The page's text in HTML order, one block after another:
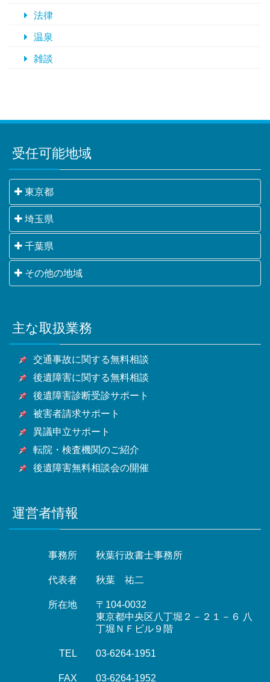
法律
温泉
雑談
受任可能地域
東京都
千代田区・中央区・港区・新宿区・文京区・台東区・
墨田区・江東区・品川区・目黒区・大田区・世田谷
区・渋谷区・中野区・杉並区・豊島区・北区・荒川
区・板橋区・練馬区・足立区・葛飾区・江戸川区・八
王子市・立川市・武蔵野市・三鷹市・青梅市・府中
市・東大和市・清瀬市・東久留米市・武蔵村山市・多
摩市・稲城市・羽村市・あきる野市・西東京市他東京
都全域
埼玉県
さいたま市・川越市・熊谷市・川口市・行田市・秩父
市・所沢市・飯能市・加須市・本庄市・東松山市・春
日部市・狭山市・羽生市・鴻巣市・深谷市・上尾市・
潮市・富士見市・三郷市・蓮田市・坂戸市・幸手市・
鶴ヶ島市・日高市・吉川市・ふじみ野市・白岡市他埼
千葉県
千葉市・銚子市・市川市・船橋市・館山市・木更津
市・松戸市・野田市・茂原市・成田市・佐倉市・東金
市・富津市・浦安市・四街道市・袖ケ浦市・八街市・
印西市・白井市・富里市・南房総市・匝瑳市・香取
市・山武市・いすみ市・大網白里市他千葉県全域
その他の地域
甲府市・山梨市・南アルプス市他山梨県全域・長野
県・静岡県等
主な取扱業務
交通事故に関する無料相談
後遺障害に関する無料相談
後遺障害診断受診サポート
被害者請求サポート
異議申立サポート
転院・検査機関のご紹介
後遺障害無料相談会の開催
運営者情報
事務所 秋葉行政書士事務所
代表者 秋葉 祐二
所在地
〒104-0032
東京都中央区八丁堀２－２１－６ 八
丁堀ＮＦビル９階
TEL 03-6264-1951
FAX 03-6264-1952